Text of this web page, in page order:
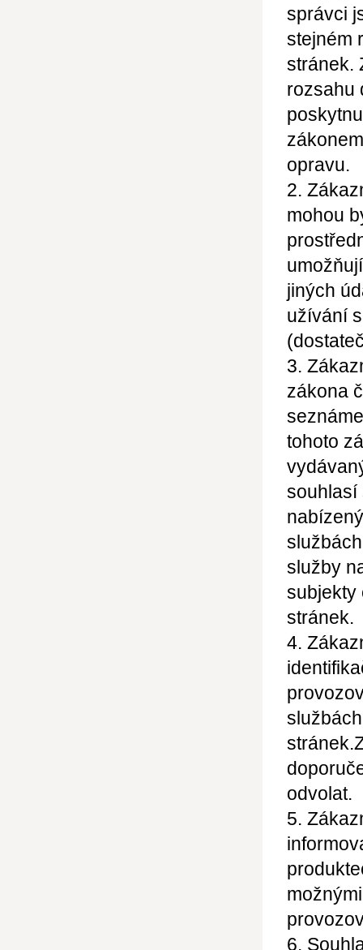
správci
stejném
stránek.
rozsahu
opravu.
2.
mohou
jiných
užívání
3.
zákona
tohoto
souhlasí
služby
subjekty
stránek.
4.
stránek.
odvolat.
5.
6.